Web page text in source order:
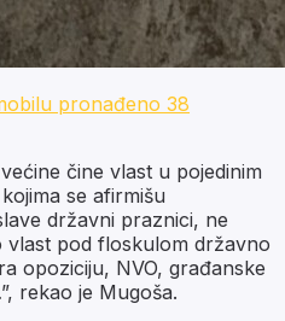
pronađeno 38
čine vlast u pojedinim
se afirmišu
državni praznici, ne
vlast pod floskulom državno
opoziciju, NVO, građanske
rekao je Mugoša.